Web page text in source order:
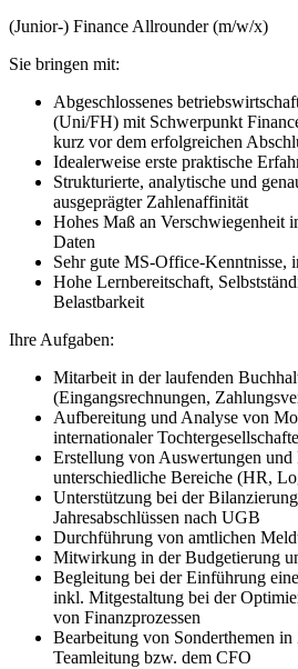
(Junior-) Finance Allrounder (m/w/x)
Sie bringen mit:
Abgeschlossenes
(Uni/FH) mit Schwerpunkt
kurz vor dem erfolgreichen
Idealerweise erste praktische
Strukturierte, analytische und
ausgeprägter Zahlenaffinität
Hohes Maß an Verschwiegenheit
Daten
Sehr gute MS-Office-Kenntnisse,
Hohe Lernbereitschaft,
Belastbarkeit
Ihre Aufgaben:
Mitarbeit in der laufenden
(Eingangsrechnungen,
Aufbereitung und Analyse von
internationaler
Erstellung von Auswertungen und
unterschiedliche Bereiche (HR,
Unterstützung bei der
Jahresabschlüssen nach UGB
Durchführung von amtlichen
Mitwirkung in der Budgetierung
Begleitung bei der Einführung
inkl. Mitgestaltung bei der
von Finanzprozessen
Bearbeitung von Sonderthemen
Teamleitung bzw. dem CFO